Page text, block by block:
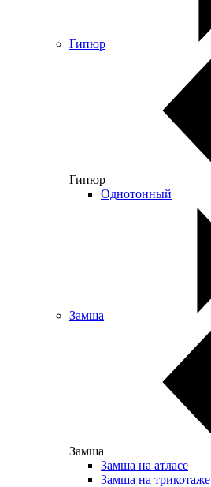
Гипюр
Гипюр
Однотонный
Замша
Замша
Замша на атласе
Замша на трикотаже